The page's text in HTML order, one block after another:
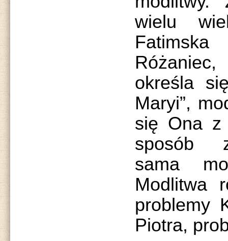
wielu
określa
Maryi”,
się Ona z
sposób
sama
Modlitwa
problemy
Piotra,